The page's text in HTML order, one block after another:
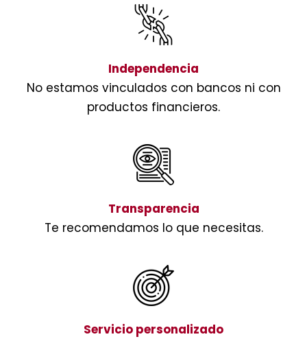
Independencia
No estamos vinculados con bancos ni con
productos financieros.
Transparencia
Te recomendamos lo que necesitas.
Servicio personalizado